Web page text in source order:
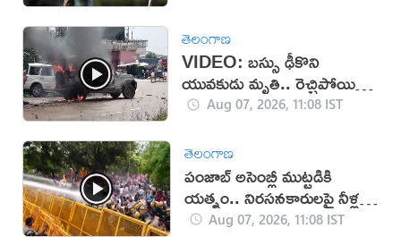
తెలంగాణ
VIDEO: బస్సు ఢీకొని
యువకుడు మృతి.. రెచ్చిపోయిన
స్థానికులు!
Aug 07, 2026, 11:08 IST
తెలంగాణ
పంజాబ్ అసెంబ్లీ ముట్టడికి
యత్నం.. నిరసనకారులపై నీళ్ల
ఫిరంగులు!
Aug 07, 2026, 11:08 IST